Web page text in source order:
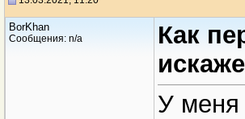
BorKhan
Сообщения: n/a
Как
У меня